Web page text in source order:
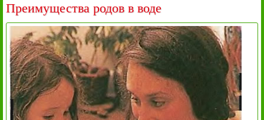
Преимущества родов в воде